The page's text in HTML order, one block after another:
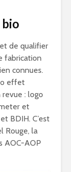
de qualifier
fabrication
connues.
effet
: logo
et
BDIH. C’est
Rouge, la
AOC-AOP